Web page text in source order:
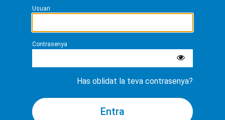
Usuari
Contrasenya
Has oblidat la teva contrasenya?